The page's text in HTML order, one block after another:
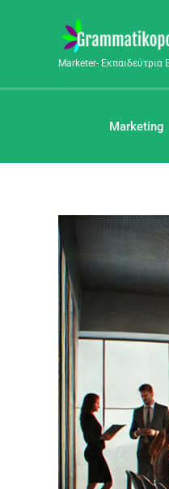
περιεχόμενοMarketer-
Marketing